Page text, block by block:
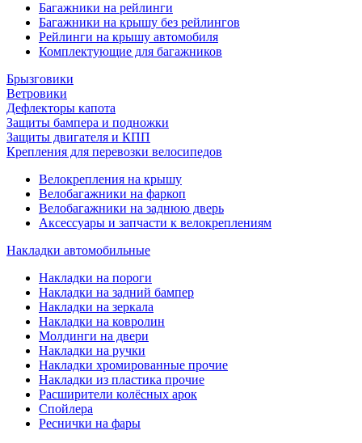
Багажники на рейлинги
Багажники на крышу без рейлингов
Рейлинги на крышу автомобиля
Комплектующие для багажников
Брызговики
Ветровики
Дефлекторы капота
Защиты бампера и подножки
Защиты двигателя и КПП
Крепления для перевозки велосипедов
Велокрепления на крышу
Велобагажники на фаркоп
Велобагажники на заднюю дверь
Аксессуары и запчасти к велокреплениям
Накладки автомобильные
Накладки на пороги
Накладки на задний бампер
Накладки на зеркала
Накладки на ковролин
Молдинги на двери
Накладки на ручки
Накладки хромированные прочие
Накладки из пластика прочие
Расширители колёсных арок
Спойлера
Реснички на фары